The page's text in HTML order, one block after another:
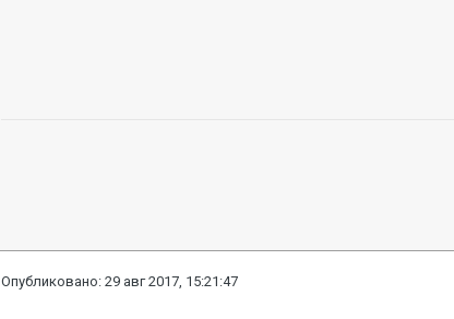
Опубликовано:29 авг 2017, 15:21:47